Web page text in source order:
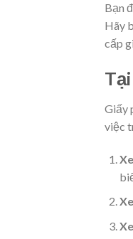
Bạn
Hãy
cấp
Giấy
việc